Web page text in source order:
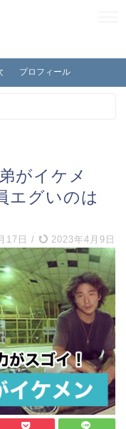
プロフィール
がイケメ
エグいのは
17日 / 2023年4月9日